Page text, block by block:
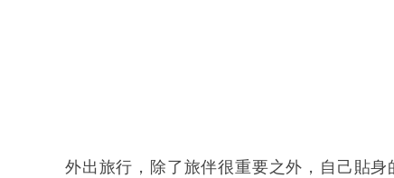
外出旅行，除了旅伴很重要之外，自己貼身